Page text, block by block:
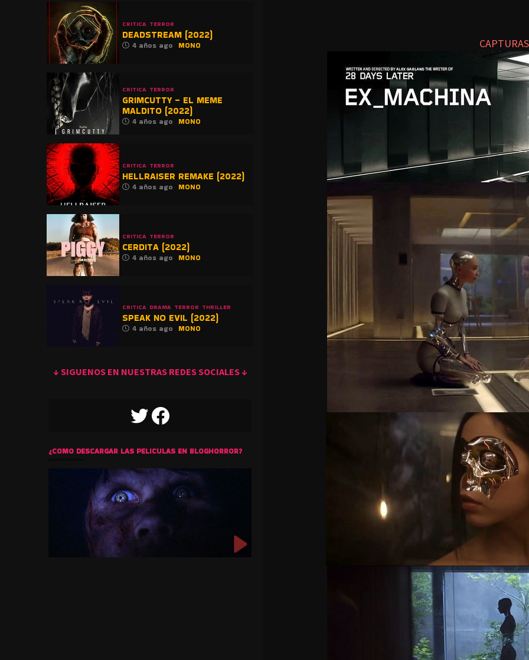
CAPTURAS
CRITICA TERROR
DEADSTREAM (2022)
4 años ago MONO
CRITICA TERROR
GRIMCUTTY – EL MEME
MALDITO (2022)
4 años ago MONO
CRITICA TERROR
HELLRAISER REMAKE (2022)
4 años ago MONO
CRITICA TERROR
CERDITA (2022)
4 años ago MONO
CRITICA DRAMA TERROR THRILLER
SPEAK NO EVIL (2022)
4 años ago MONO
↓ SIGUENOS EN NUESTRAS REDES SOCIALES ↓
TWITTERFACEBOOK
¿COMO DESCARGAR LAS PELICULAS EN BLOGHORROR?